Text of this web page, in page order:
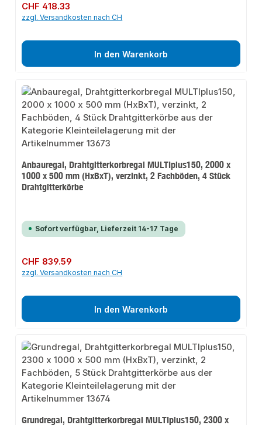
Regulärer Preis:
CHF 418.33
zzgl. Versandkosten nach CH
In den Warenkorb
Anbauregal, Drahtgitterkorbregal MULTIplus150, 2000 x
1000 x 500 mm (HxBxT), verzinkt, 2 Fachböden, 4 Stück
Drahtgitterkörbe
Sofort verfügbar, Lieferzeit 14-17 Tage
Regulärer Preis:
CHF 839.59
zzgl. Versandkosten nach CH
In den Warenkorb
Grundregal, Drahtgitterkorbregal MULTIplus150, 2300 x